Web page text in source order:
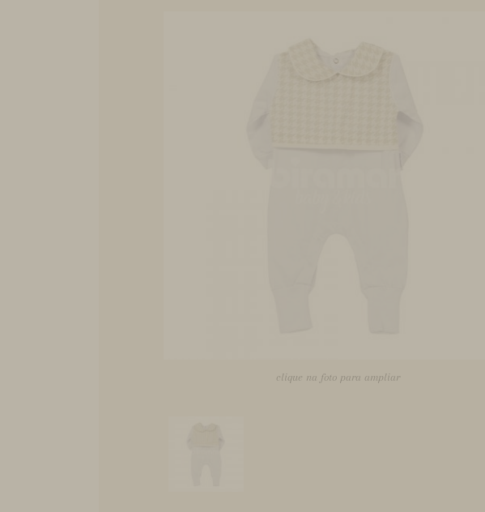
clique na foto para ampliar